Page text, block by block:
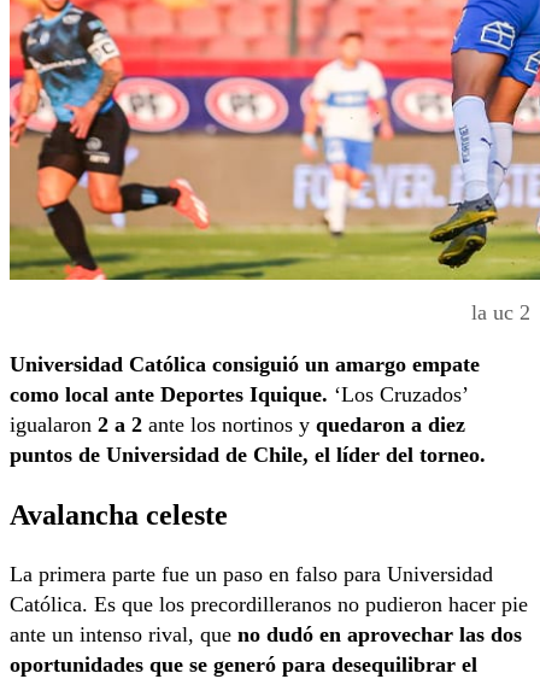
la uc 2
Universidad Católica consiguió un amargo empate
como local ante Deportes Iquique. ‘Los Cruzados’
igualaron 2 a 2 ante los nortinos y quedaron a diez
puntos de Universidad de Chile, el líder del torneo.
Avalancha celeste
La primera parte fue un paso en falso para Universidad
Católica. Es que los precordilleranos no pudieron hacer pie
ante un intenso rival, que no dudó en aprovechar las dos
oportunidades que se generó para desequilibrar el